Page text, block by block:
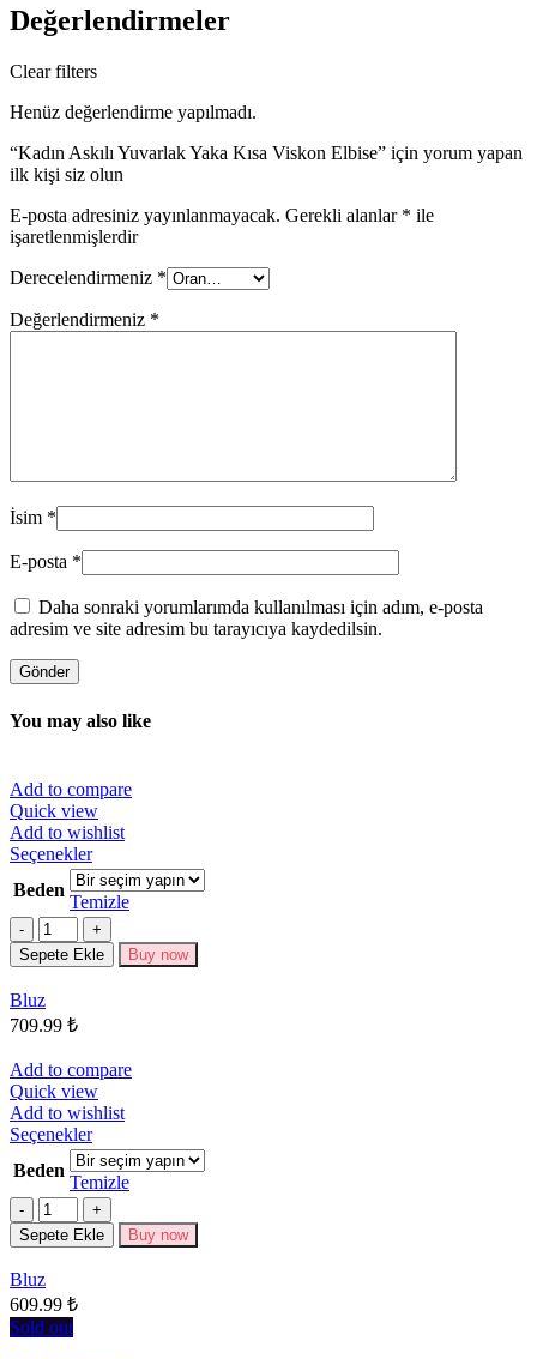
Değerlendirmeler
Clear filters
Henüz değerlendirme yapılmadı.
“Kadın Askılı Yuvarlak Yaka Kısa Viskon Elbise” için yorum yapan
ilk kişi siz olun
E-posta adresiniz yayınlanmayacak. Gerekli alanlar * ile
işaretlenmişlerdir
Derecelendirmeniz *
Değerlendirmeniz *
İsim *
E-posta *
Daha sonraki yorumlarımda kullanılması için adım, e-posta
adresim ve site adresim bu tarayıcıya kaydedilsin.
You may also like
Add to compare
Quick view
Add to wishlist
SeçeneklerBu
ürünün
birden
fazla
varyasyonu
var.
Beden
Temizle
Miktar
Sepete Ekle Buy now
Bluz
709.99 ₺
Add to compare
Quick view
Add to wishlist
SeçeneklerBu
ürünün
birden
fazla
varyasyonu
var.
Beden
Temizle
Miktar
Sepete Ekle Buy now
Bluz
609.99 ₺
Sold out